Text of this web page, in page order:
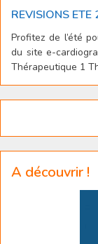
REVISIONS ETE
Profitez de l’été
du site e-
Thérapeutique 1
A découvrir !